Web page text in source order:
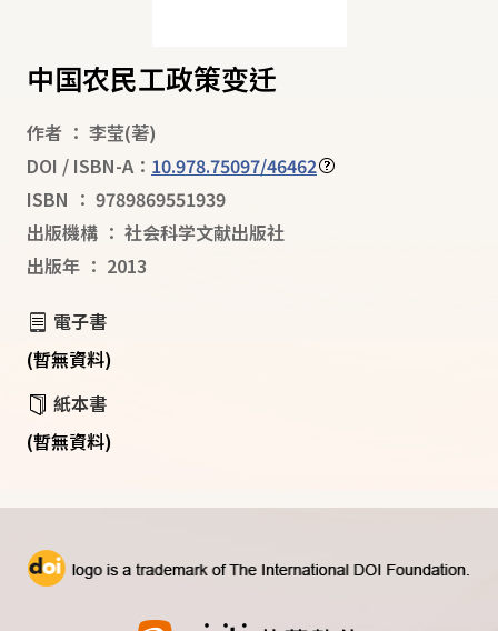
中国农民工政策变迁
作者 ： 李莹(著)
DOI / ISBN-A： 10.978.75097/46462
ISBN ： 9789869551939
出版機構 ： 社会科学文献出版社
出版年 ： 2013
電子書
(暫無資料)
紙本書
(暫無資料)